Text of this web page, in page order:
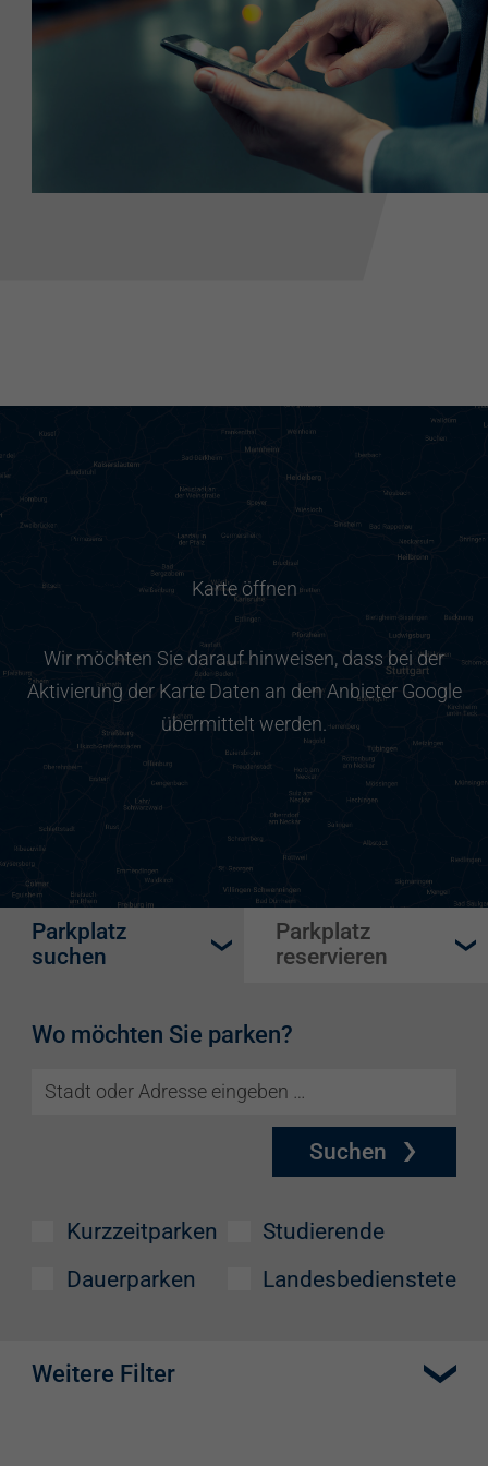
Karte öffnen
Wir möchten Sie darauf hinweisen, dass bei der
Aktivierung der Karte Daten an den Anbieter Google
übermittelt werden.
Parkplatz
suchen
Parkplatz
reservieren
Wo möchten Sie parken?
Suchen
Kurzzeitparken
Dauerparken
Studierende
Landesbedienstete
Weitere Filter